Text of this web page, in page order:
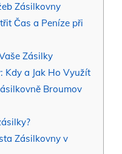
Zásilkovny
Čas a Peníze při
Zásilky
Kdy a Jak Ho Využít
Broumov
Zásilkovny v